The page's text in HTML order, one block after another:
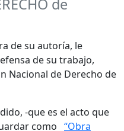
de
de su autoría, le
de su trabajo,
Nacional de Derecho de
-que es el acto que
como “Obra